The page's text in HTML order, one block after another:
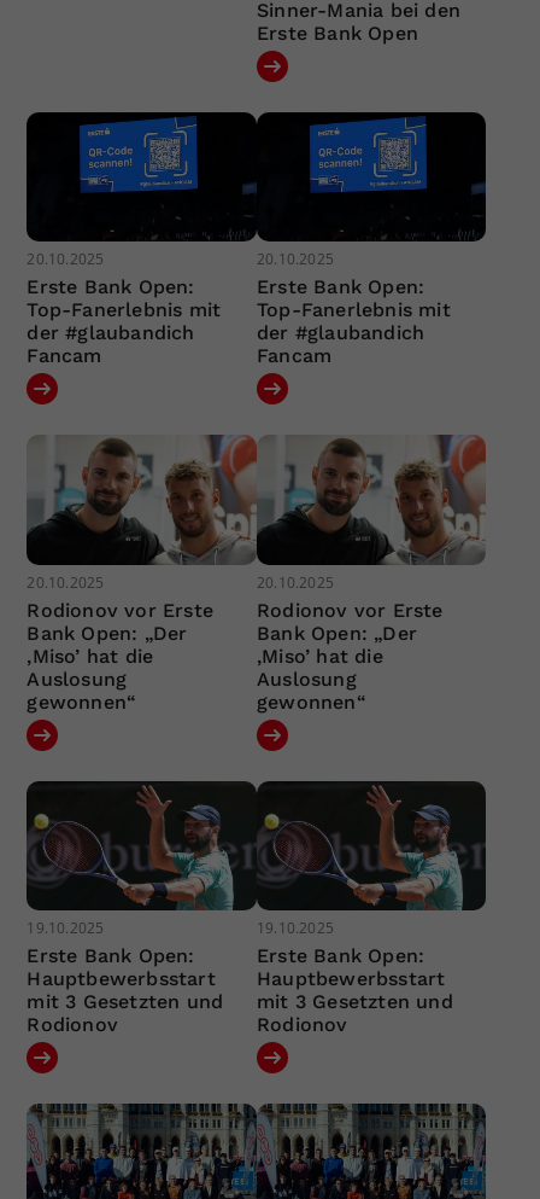
Sinner-Mania bei den
Erste Bank Open
20.10.2025
Erste Bank Open:
Top-Fanerlebnis mit
der #glaubandich
Fancam
20.10.2025
Erste Bank Open:
Top-Fanerlebnis mit
der #glaubandich
Fancam
20.10.2025
Rodionov vor Erste
Bank Open: „Der
‚Miso’ hat die
Auslosung
gewonnen“
20.10.2025
Rodionov vor Erste
Bank Open: „Der
‚Miso’ hat die
Auslosung
gewonnen“
19.10.2025
Erste Bank Open:
Hauptbewerbsstart
mit 3 Gesetzten und
Rodionov
19.10.2025
Erste Bank Open:
Hauptbewerbsstart
mit 3 Gesetzten und
Rodionov